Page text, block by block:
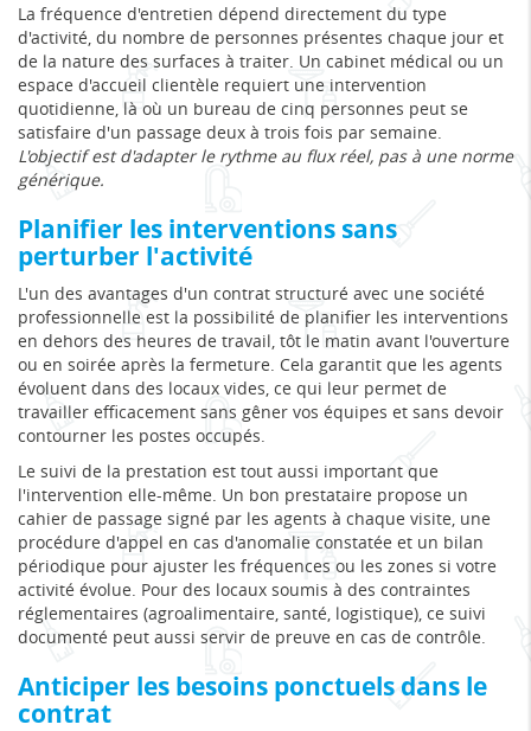
La fréquence d'entretien dépend directement du type
d'activité, du nombre de personnes présentes chaque jour et
de la nature des surfaces à traiter. Un cabinet médical ou un
espace d'accueil clientèle requiert une intervention
quotidienne, là où un bureau de cinq personnes peut se
satisfaire d'un passage deux à trois fois par semaine.
L'objectif est d'adapter le rythme au flux réel, pas à une norme
générique.
Planifier les interventions sans
perturber l'activité
L'un des avantages d'un contrat structuré avec une société
professionnelle est la possibilité de planifier les interventions
en dehors des heures de travail, tôt le matin avant l'ouverture
ou en soirée après la fermeture. Cela garantit que les agents
évoluent dans des locaux vides, ce qui leur permet de
travailler efficacement sans gêner vos équipes et sans devoir
contourner les postes occupés.
Le suivi de la prestation est tout aussi important que
l'intervention elle-même. Un bon prestataire propose un
cahier de passage signé par les agents à chaque visite, une
procédure d'appel en cas d'anomalie constatée et un bilan
périodique pour ajuster les fréquences ou les zones si votre
activité évolue. Pour des locaux soumis à des contraintes
réglementaires (agroalimentaire, santé, logistique), ce suivi
documenté peut aussi servir de preuve en cas de contrôle.
Anticiper les besoins ponctuels dans le
contrat